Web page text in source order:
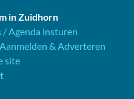
in Zuidhorn
/ Agenda insturen
& Adverteren
site